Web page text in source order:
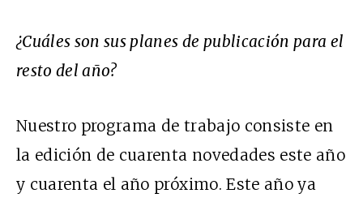
¿Cuáles son sus planes de publicación para el
resto del año?
Nuestro programa de trabajo consiste en
la edición de cuarenta novedades este año
y cuarenta el año próximo. Este año ya